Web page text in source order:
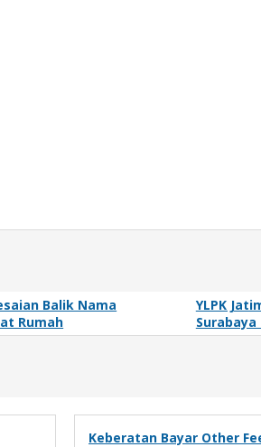
Balik Nama
Rumah
YLPK
Surabaya
Keberatan Bayar Other